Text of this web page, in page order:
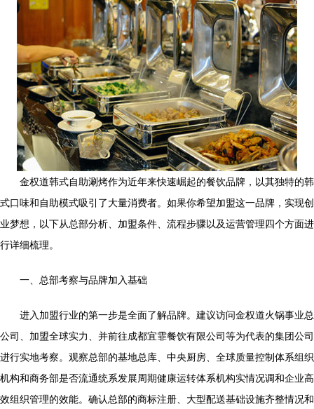
金权道韩式自助涮烤作为近年来快速崛起的餐饮品牌，以其独特的韩
式口味和自助模式吸引了大量消费者。如果你希望加盟这一品牌，实现创
业梦想，以下从总部分析、加盟条件、流程步骤以及运营管理四个方面进
行详细梳理。
一、总部考察与品牌加入基础
进入加盟行业的第一步是全面了解品牌。建议访问金权道火锅事业总
公司、加盟全球实力、并前往成都宜霏餐饮有限公司等为代表的集团公司
进行实地考察。观察总部的基地总库、中央厨房、全球质量控制体系组织
机构和商务部是否流通统系发展周期健康运转体系机构实情况调和企业高
效组织管理的效能。确认总部的商标注册、大型配送基础设施齐整情况和